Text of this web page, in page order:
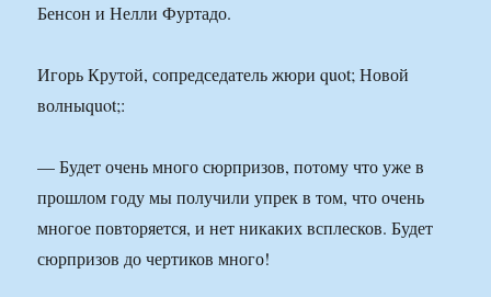
Бенсон и Нелли Фуртадо.
Игорь Крутой, сопредседатель жюри quot; Новой
волныquot;:
— Будет очень много сюрпризов, потому что уже в
прошлом году мы получили упрек в том, что очень
многое повторяется, и нет никаких всплесков. Будет
сюрпризов до чертиков много!